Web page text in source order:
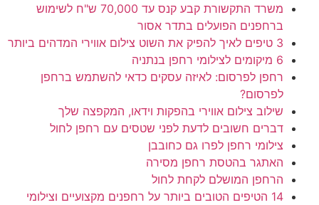
משרד התקשורת קבע קנס עד 70,000 ש"ח לשימוש
ברחפנים הפועלים בתדר אסור
3 טיפים לאיך להפיק את השוט צילום אווירי המדהים ביותר
6 מיקומים לצילומי רחפן בנתניה
רחפן לפרסום: לאיזה עסקים כדאי להשתמש ברחפן
לפרסום?
שילוב צילום אווירי בהפקות וידאו, המקפצה שלך
דברים חשובים לדעת לפני שטסים עם רחפן לחול
צילומי רחפן לפרו גם כחובבן
האתגר בהטסת רחפן מסירה
הרחפן המושלם לקחת לחול
14 הטיפים הטובים ביותר על רחפנים מקצועיים וצילומי